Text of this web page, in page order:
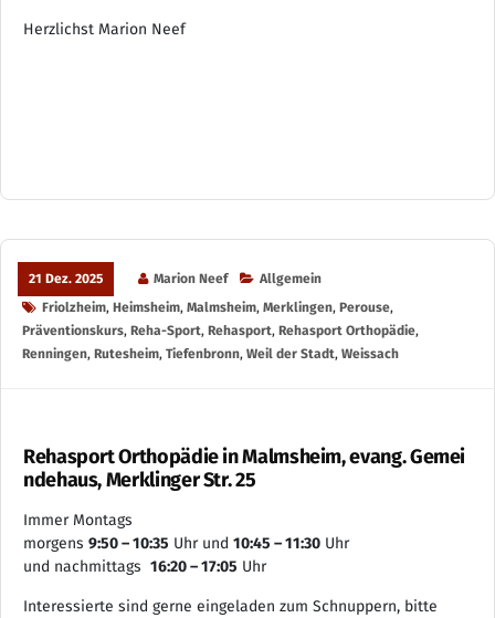
Herzlichst Marion Neef
21 Dez. 2025 Marion Neef
Allgemein
Friolzheim, Heimsheim, Malmsheim, Merklingen, Perouse,
Präventionskurs, Reha-Sport, Rehasport, Rehasport Orthopädie,
Renningen, Rutesheim, Tiefenbronn, Weil der Stadt, Weissach
Rehasport Orthopädie in Malmsheim, evang. Gemei
ndehaus, Merklinger Str. 25
Immer Montags
morgens 9:50 – 10:35 Uhr und 10:45 – 11:30 Uhr
und nachmittags 16:20 – 17:05 Uhr
Interessierte sind gerne eingeladen zum Schnuppern, bitte